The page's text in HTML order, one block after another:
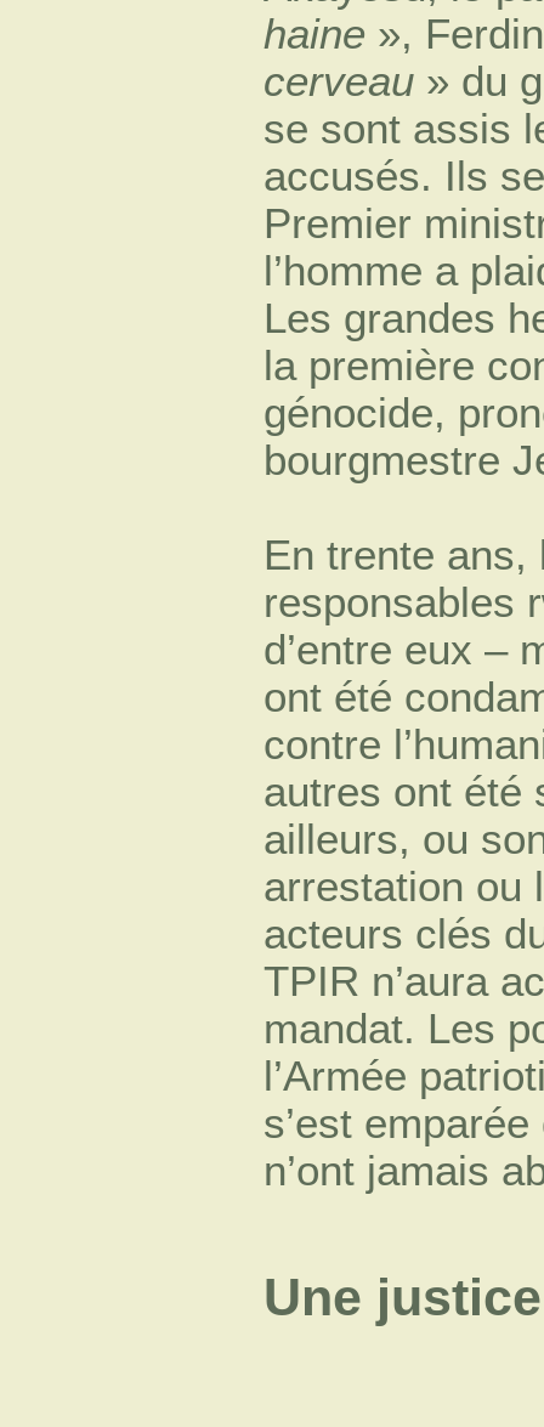
haine »,
cerveau» du
se sont assis
accusés. Ils
Premier
l’homme a
Les grandes
la première
génocide,
bourgmestre
En trente ans,
responsables
d’entre eux –
ont été
contre
autres ont été
ailleurs, ou
arrestation ou
acteurs clés
TPIR n’aura
mandat. Les
l’Armée
s’est
n’ont jamais
Une